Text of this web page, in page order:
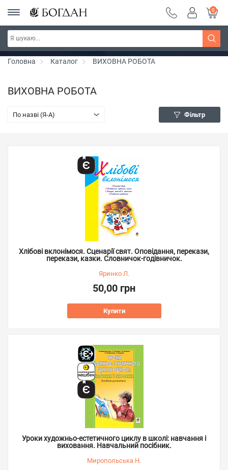
РОЗПРОДАЖ ~ 150 грн ~ 200 грн ~ 250 грн ~
300 грн ~ РОЗПРОДАЖ
Дізнатись більше
0
Головна Каталог ВИХОВНА РОБОТА
ВИХОВНА РОБОТА
По назві (Я-А) Фільтр
Хлібові вклонімося. Сценарії свят. Оповідання, перекази,
перекази, казки. Словничок-годівничок.
Яринко Л.
50,00 грн
Купити
Уроки художньо-естетичного циклу в школі: навчання і
виховання. Навчальний посібник.
Миропольська Н.